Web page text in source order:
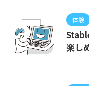
体験
楽し